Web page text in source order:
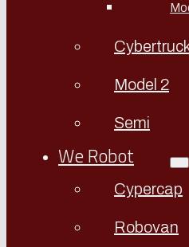
Model 2
Semi
We Robot
Cypercap
Robovan